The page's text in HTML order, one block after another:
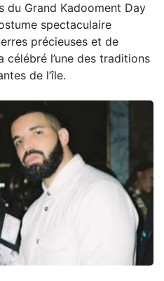
du Grand Kadooment Day
spectaculaire
précieuses et de
l’une des traditions
de l’île.